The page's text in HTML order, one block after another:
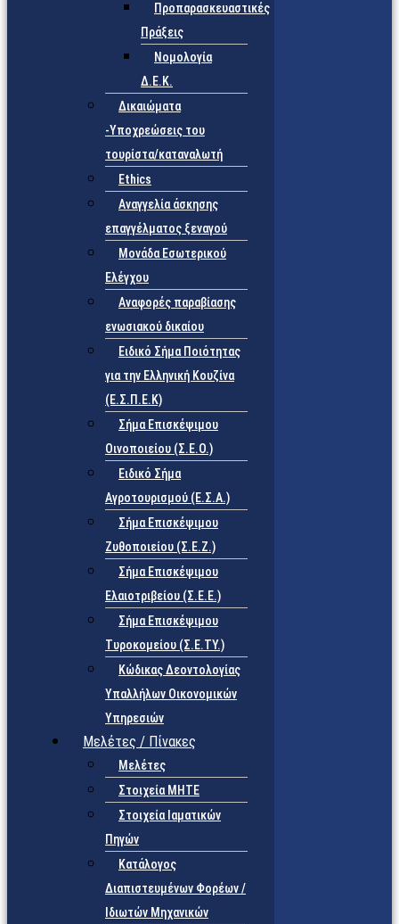
Προπαρασκευαστικές
Πράξεις
Νομολογία
Δ.Ε.Κ.
Δικαιώματα
-Υποχρεώσεις του
τουρίστα/καταναλωτή
Ethics
Αναγγελία άσκησης
επαγγέλματος ξεναγού
Μονάδα Εσωτερικού
Ελέγχου
Αναφορές παραβίασης
ενωσιακού δικαίου
Ειδικό Σήμα Ποιότητας
για την Ελληνική Κουζίνα
(Ε.Σ.Π.Ε.Κ)
Σήμα Επισκέψιμου
Οινοποιείου (Σ.Ε.Ο.)
Ειδικό Σήμα
Αγροτουρισμού (Ε.Σ.Α.)
Σήμα Επισκέψιμου
Ζυθοποιείου (Σ.Ε.Ζ.)
Σήμα Επισκέψιμου
Ελαιοτριβείου (Σ.Ε.Ε.)
Σήμα Επισκέψιμου
Τυροκομείου (Σ.Ε.TY.)
Κώδικας Δεοντολογίας
Υπαλλήλων Οικονομικών
Υπηρεσιών
Μελέτες / Πίνακες
Μελέτες
Στοιχεία ΜΗΤΕ
Στοιχεία Ιαματικών
Πηγών
Κατάλογος
Διαπιστευμένων Φορέων /
Ιδιωτών Μηχανικών